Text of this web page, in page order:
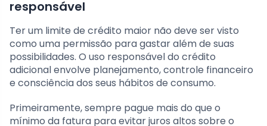
responsável
Ter um limite de crédito maior não deve ser visto
como uma permissão para gastar além de suas
possibilidades. O uso responsável do crédito
adicional envolve planejamento, controle financeiro
e consciência dos seus hábitos de consumo.
Primeiramente, sempre pague mais do que o
mínimo da fatura para evitar juros altos sobre o